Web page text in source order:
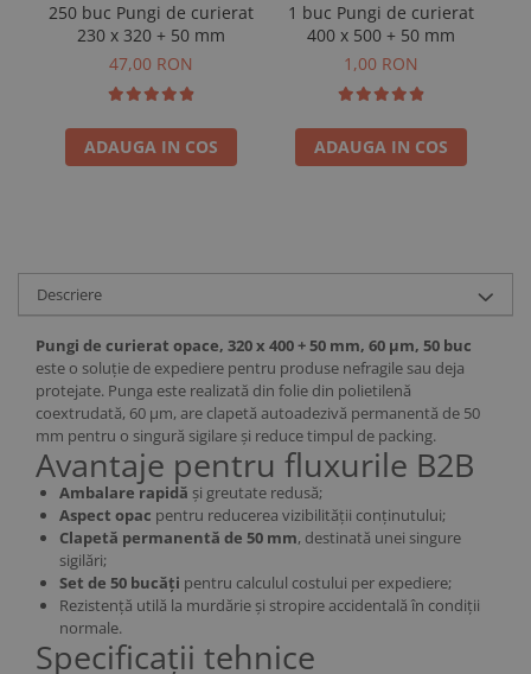
250 buc Pungi de curierat
230 x 320 + 50 mm
47,00 RON
ADAUGA IN COS
1 buc Pungi de curierat
400 x 500 + 50 mm
1,00 RON
ADAUGA IN COS
Descriere
Pungi de curierat opace, 320 x 400 + 50 mm, 60 µm, 50 buc
este o soluție de expediere pentru produse nefragile sau deja
protejate. Punga este realizată din folie din polietilenă
coextrudată, 60 µm, are clapetă autoadezivă permanentă de 50
mm pentru o singură sigilare și reduce timpul de packing.
Avantaje pentru fluxurile B2B
Ambalare rapidă și greutate redusă;
Aspect opac pentru reducerea vizibilității conținutului;
Clapetă permanentă de 50 mm, destinată unei singure
sigilări;
Set de 50 bucăți pentru calculul costului per expediere;
Rezistență utilă la murdărie și stropire accidentală în condiții
normale.
Specificații tehnice